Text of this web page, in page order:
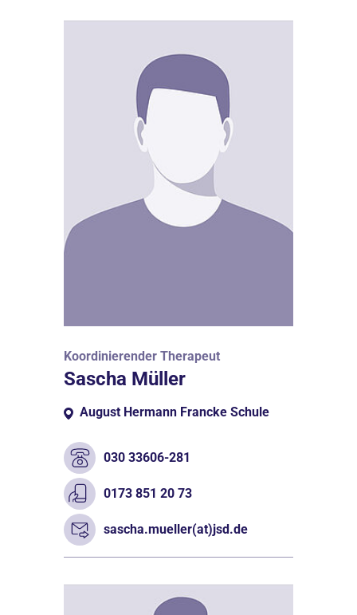
Koordinierender Therapeut
Sascha Müller
August Hermann Francke Schule
030 33606-281
0173 851 20 73
sascha.mueller(at)jsd.de